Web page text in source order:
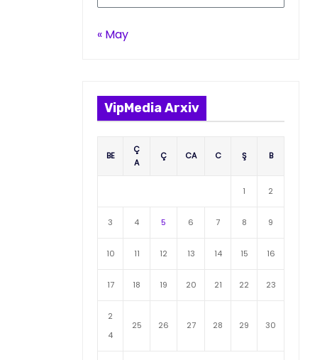
« May
VipMedia Arxiv
BE
Ç
A
Ç CA C Ş B
1 2
3 4 5 6 7 8 9
10 11 12 13 14 15 16
17 18 19 20 21 22 23
2
4
25 26 27 28 29 30